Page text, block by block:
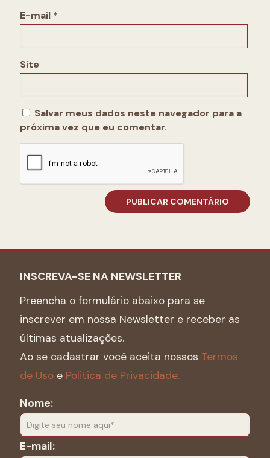
E-mail *
Site
Salvar meus dados neste navegador para a
próxima vez que eu comentar.
INSCREVA-SE NA NEWSLETTER
Preencha o formulário abaixo para se
inscrever em nossa Newsletter e receber as
últimas atualizações.
Ao se cadastrar você aceita nossos Termos
de Uso e Politica de Privacidade.
Nome:
E-mail: